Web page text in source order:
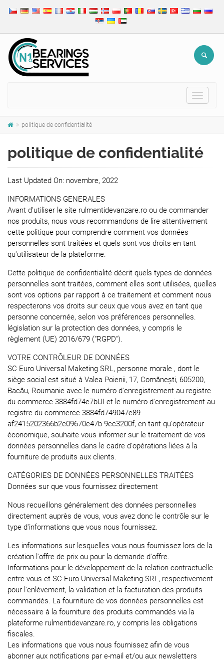
Toggle
politique de confidentialité
politique de confidentialité
Last Updated On: novembre, 2022
INFORMATIONS GENERALES
Avant d'utiliser le site rulmentidevanzare.ro ou de commander
nos produits, nous vous recommandons de lire attentivement
cette politique pour comprendre comment vos données
personnelles sont traitées et quels sont vos droits en tant
qu'utilisateur de la plateforme.
Cette politique de confidentialité décrit quels types de données
personnelles sont traitées, comment elles sont utilisées, quelles
sont vos options par rapport à ce traitement et comment nous
respecterons vos droits sur ceux que vous avez en tant que
personne concernée, selon vos préférences personnelles.
législation sur la protection des données, y compris le
règlement (UE) 2016/679 ("RGPD").
VOTRE CONTRÔLEUR DE DONNÉES
SC Euro Universal Maketing SRL, personne morale , dont le
siège social est situé à Valea Poienii, 17, Comănești, 605200,
Bacău, Roumanie avec le numéro d'enregistrement au registre
du commerce 3884fd74e7bUI et le numéro d'enregistrement au
registre du commerce 3884fd749047e89
af2415202366b2e09670e47b 9ec3200f, en tant qu'opérateur
économique, souhaite vous informer sur le traitement de vos
données personnelles dans le cadre d'opérations liées à la
fourniture de produits aux clients.
CATÉGORIES DE DONNÉES PERSONNELLES TRAITÉES
Données sur que vous fournissez directement
Nous recueillons généralement des données personnelles
directement auprès de vous, vous avez donc le contrôle sur le
type d'informations que vous nous fournissez.
Les informations sur lesquelles vous nous fournissez lors de la
création l'offre de prix ou pour la demande d'offre.
Informations pour le développement de la relation contractuelle
entre vous et SC Euro Universal Maketing SRL, respectivement
pour l'enlèvement, la validation et la facturation des produits
commandés. La fourniture de vos données personnelles est
nécessaire à la fourniture des produits commandés via la
plateforme rulmentidevanzare.ro, y compris les obligations
fiscales.
Les informations que vous nous fournissez afin de vous
abonner aux notifications par e-mail et/ou aux newsletters